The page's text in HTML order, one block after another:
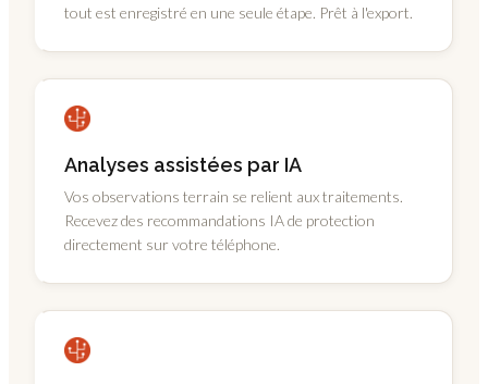
tout est enregistré en une seule étape. Prêt à l'export.
Analyses assistées par IA
Vos observations terrain se relient aux traitements.
Recevez des recommandations IA de protection
directement sur votre téléphone.